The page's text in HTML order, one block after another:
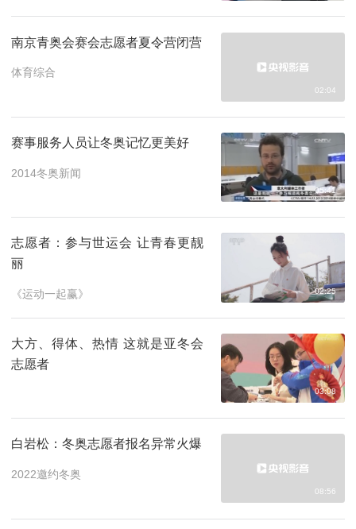
南京青奥会赛会志愿者夏令营闭营
体育综合
02:04
赛事服务人员让冬奥记忆更美好
2014冬奥新闻
05:41
志愿者：参与世运会 让青春更靓
丽
《运动一起赢》 02:25
大方、得体、热情 这就是亚冬会
志愿者
03:08
白岩松：冬奥志愿者报名异常火爆
2022邀约冬奥
08:56